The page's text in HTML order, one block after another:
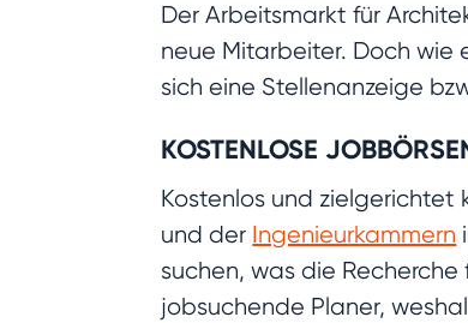
Der Arbeitsmarkt für
neue Mitarbeiter. Doch wie
sich eine Stellenanzeige
KOSTENLOSE
Kostenlos und
und der Ingenieurkammern
suchen, was die
jobsuchende Planer,